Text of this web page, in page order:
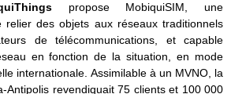
propose MobiquiSIM, une
relier des objets aux réseaux traditionnels
de télécommunications, et capable
en fonction de la situation, en mode
internationale. Assimilable à un MVNO, la
Antipolis revendiquait 75 clients et 100 000